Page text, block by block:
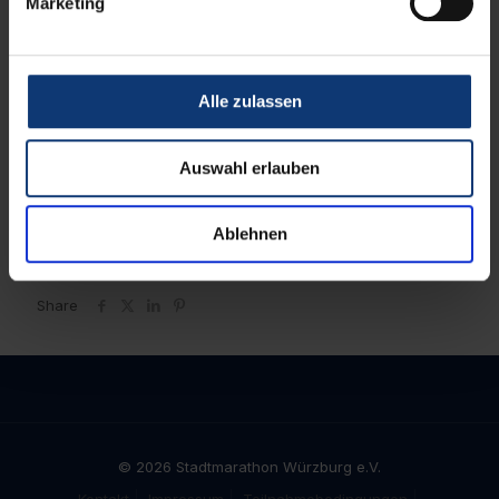
Alle zulassen
Auswahl erlauben
Ablehnen
Share
© 2026 Stadtmarathon Würzburg e.V.